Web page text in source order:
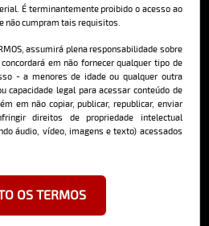
É terminantemente proibido o acesso ao
não cumpram tais requisitos.
assumirá plena responsabilidade sobre
em não fornecer qualquer tipo de
- a menores de idade ou qualquer outra
capacidade legal para acessar conteúdo de
em não copiar, publicar, republicar, enviar
direitos de propriedade intelectual
áudio, vídeo, imagens e texto) acessados
OS TERMOS
e mais longeva revista masculina digital
editorial sobre saúde, esportes, moda,
tecnologia e erotismo.
mais
e receba a mais
da internet